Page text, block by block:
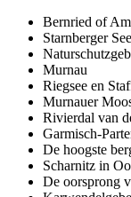
Bernried of
Starnberger See
Murnau
Riegsee en
Murnauer
Rivierdal van
Garmisch-
De hoogste
Scharnitz in
De oorsprong